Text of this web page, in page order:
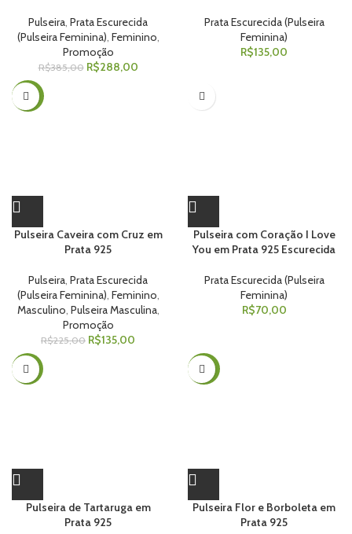
Pulseira, Prata Escurecida
(Pulseira Feminina), Feminino,
Promoção
R$385,00 R$288,00
Prata Escurecida (Pulseira
Feminina)
R$135,00
-40%
Pulseira Caveira com Cruz em
Prata 925
Pulseira, Prata Escurecida
(Pulseira Feminina), Feminino,
Masculino, Pulseira Masculina,
Promoção
R$225,00 R$135,00
Pulseira com Coração I Love
You em Prata 925 Escurecida
Prata Escurecida (Pulseira
Feminina)
R$70,00
-35%
Pulseira de Tartaruga em
Prata 925
-40%
Pulseira Flor e Borboleta em
Prata 925